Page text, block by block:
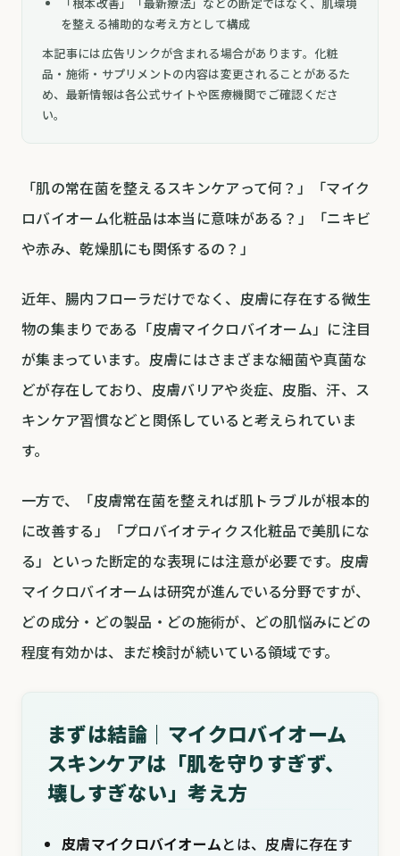
を整える補助的な考え方として構成
本記事には広告リンクが含まれる場合があります。化粧
品・施術・サプリメントの内容は変更されることがあるた
め、最新情報は各公式サイトや医療機関でご確認くださ
い。
「肌の常在菌を整えるスキンケアって何？」「マイク
ロバイオーム化粧品は本当に意味がある？」「ニキビ
や赤み、乾燥肌にも関係するの？」
近年、腸内フローラだけでなく、皮膚に存在する微生
物の集まりである「皮膚マイクロバイオーム」に注目
が集まっています。皮膚にはさまざまな細菌や真菌な
どが存在しており、皮膚バリアや炎症、皮脂、汗、ス
キンケア習慣などと関係していると考えられていま
す。
一方で、「皮膚常在菌を整えれば肌トラブルが根本的
に改善する」「プロバイオティクス化粧品で美肌にな
る」といった断定的な表現には注意が必要です。皮膚
マイクロバイオームは研究が進んでいる分野ですが、
どの成分・どの製品・どの施術が、どの肌悩みにどの
程度有効かは、まだ検討が続いている領域です。
まずは結論｜マイクロバイオーム
スキンケアは「肌を守りすぎず、
壊しすぎない」考え方
皮膚マイクロバイオームとは、皮膚に存在す